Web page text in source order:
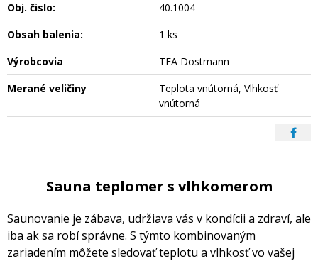
Obj. čislo:
40.1004
Obsah balenia:
1 ks
Výrobcovia
TFA Dostmann
Merané veličiny
Teplota vnútorná, Vlhkosť
vnútorná
Sauna teplomer s vlhkomerom
Saunovanie je zábava, udržiava vás v kondícii a zdraví, ale
iba ak sa robí správne. S týmto kombinovaným
zariadením môžete sledovať teplotu a vlhkosť vo vašej